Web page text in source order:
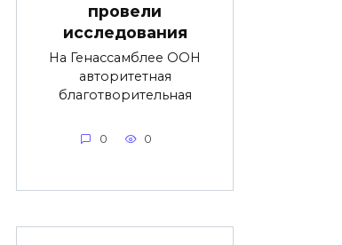
провели
исследования
На Генассамблее ООН
авторитетная
благотворительная
0 0